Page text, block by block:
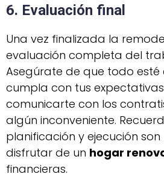
6. Evaluación final
Una vez finalizada la
evaluación completa del
Asegúrate de que todo esté
cumpla con tus
comunicarte con los
algún inconveniente.
planificación y ejecución
disfrutar de un hogar
financieras.